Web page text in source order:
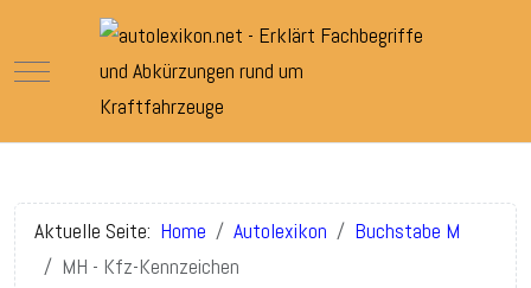
Mobile Menu Toggle
Aktuelle Seite: Home Autolexikon
Buchstabe M
MH - Kfz-Kennzeichen